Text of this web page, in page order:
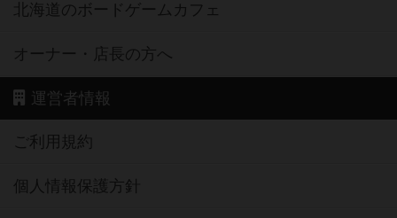
北海道のボードゲームカフェ
オーナー・店長の方へ
運営者情報
ご利用規約
個人情報保護方針